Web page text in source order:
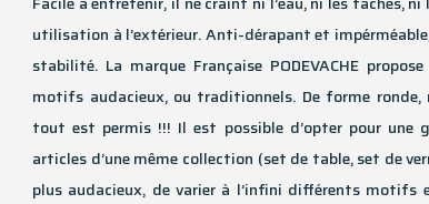
utilisation à l’extérieur. Anti-dérapant et
stabilité. La marque Française PODEVACHE
motifs audacieux, ou traditionnels. De forme ronde,
tout est permis !!! Il est possible d’opter pour une
articles d’une même collection (set de table, set de
plus audacieux, de varier à l’infini différents